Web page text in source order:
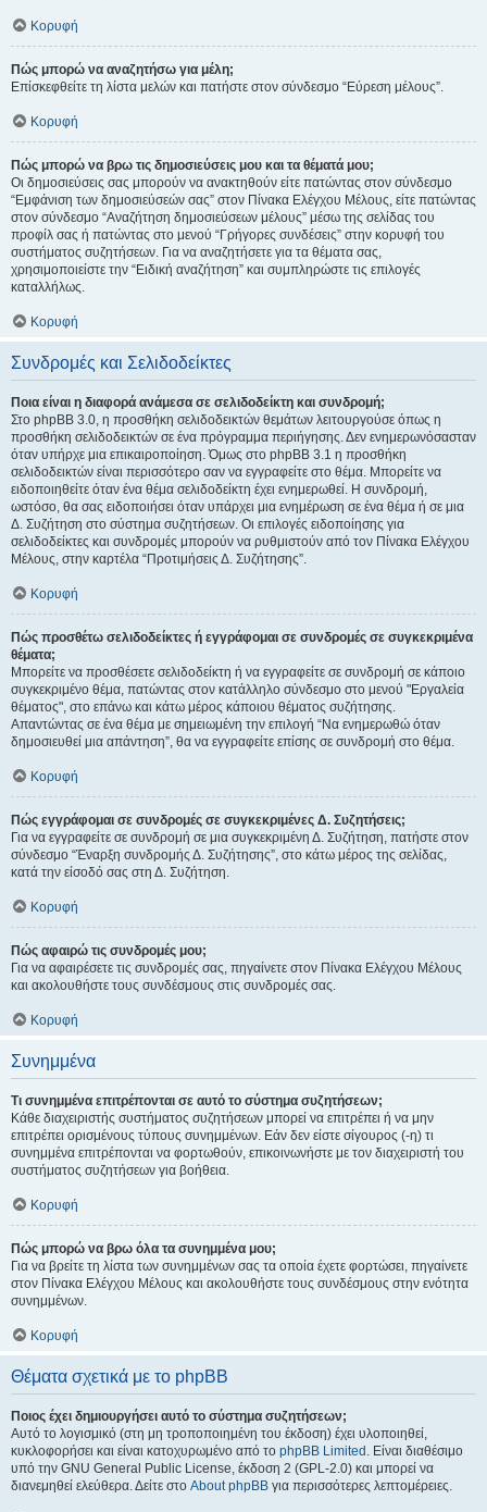
Κορυφή
Πώς μπορώ να αναζητήσω για μέλη;
Επίσκεφθείτε τη λίστα μελών και πατήστε στον σύνδεσμο “Εύρεση μέλους”.
Κορυφή
Πώς μπορώ να βρω τις δημοσιεύσεις μου και τα θέματά μου;
Οι δημοσιεύσεις σας μπορούν να ανακτηθούν είτε πατώντας στον σύνδεσμο
“Εμφάνιση των δημοσιεύσεών σας” στον Πίνακα Ελέγχου Μέλους, είτε πατώντας
στον σύνδεσμο “Αναζήτηση δημοσιεύσεων μέλους” μέσω της σελίδας του
προφίλ σας ή πατώντας στο μενού “Γρήγορες συνδέσεις” στην κορυφή του
συστήματος συζητήσεων. Για να αναζητήσετε για τα θέματα σας,
χρησιμοποιείστε την “Ειδική αναζήτηση” και συμπληρώστε τις επιλογές
καταλλήλως.
Κορυφή
Συνδρομές και Σελιδοδείκτες
Ποια είναι η διαφορά ανάμεσα σε σελιδοδείκτη και συνδρομή;
Στο phpBB 3.0, η προσθήκη σελιδοδεικτών θεμάτων λειτουργούσε όπως η
προσθήκη σελιδοδεικτών σε ένα πρόγραμμα περιήγησης. Δεν ενημερωνόσασταν
όταν υπήρχε μια επικαιροποίηση. Όμως στο phpBB 3.1 η προσθήκη
σελιδοδεικτών είναι περισσότερο σαν να εγγραφείτε στο θέμα. Μπορείτε να
ειδοποιηθείτε όταν ένα θέμα σελιδοδείκτη έχει ενημερωθεί. Η συνδρομή,
ωστόσο, θα σας ειδοποιήσει όταν υπάρχει μια ενημέρωση σε ένα θέμα ή σε μια
Δ. Συζήτηση στο σύστημα συζητήσεων. Οι επιλογές ειδοποίησης για
σελιδοδείκτες και συνδρομές μπορούν να ρυθμιστούν από τον Πίνακα Ελέγχου
Μέλους, στην καρτέλα “Προτιμήσεις Δ. Συζήτησης”.
Κορυφή
Πώς προσθέτω σελιδοδείκτες ή εγγράφομαι σε συνδρομές σε συγκεκριμένα
θέματα;
Μπορείτε να προσθέσετε σελιδοδείκτη ή να εγγραφείτε σε συνδρομή σε κάποιο
συγκεκριμένο θέμα, πατώντας στον κατάλληλο σύνδεσμο στο μενού "Εργαλεία
θέματος", στο επάνω και κάτω μέρος κάποιου θέματος συζήτησης.
Απαντώντας σε ένα θέμα με σημειωμένη την επιλογή “Να ενημερωθώ όταν
δημοσιευθεί μια απάντηση”, θα να εγγραφείτε επίσης σε συνδρομή στο θέμα.
Κορυφή
Πώς εγγράφομαι σε συνδρομές σε συγκεκριμένες Δ. Συζητήσεις;
Για να εγγραφείτε σε συνδρομή σε μια συγκεκριμένη Δ. Συζήτηση, πατήστε στον
σύνδεσμο “Έναρξη συνδρομής Δ. Συζήτησης”, στο κάτω μέρος της σελίδας,
κατά την είσοδό σας στη Δ. Συζήτηση.
Κορυφή
Πώς αφαιρώ τις συνδρομές μου;
Για να αφαιρέσετε τις συνδρομές σας, πηγαίνετε στον Πίνακα Ελέγχου Μέλους
και ακολουθήστε τους συνδέσμους στις συνδρομές σας.
Κορυφή
Συνημμένα
Τι συνημμένα επιτρέπονται σε αυτό το σύστημα συζητήσεων;
Κάθε διαχειριστής συστήματος συζητήσεων μπορεί να επιτρέπει ή να μην
επιτρέπει ορισμένους τύπους συνημμένων. Εάν δεν είστε σίγουρος (-η) τι
συνημμένα επιτρέπονται να φορτωθούν, επικοινωνήστε με τον διαχειριστή του
συστήματος συζητήσεων για βοήθεια.
Κορυφή
Πώς μπορώ να βρω όλα τα συνημμένα μου;
Για να βρείτε τη λίστα των συνημμένων σας τα οποία έχετε φορτώσει, πηγαίνετε
στον Πίνακα Ελέγχου Μέλους και ακολουθήστε τους συνδέσμους στην ενότητα
συνημμένων.
Κορυφή
Θέματα σχετικά με το phpBB
Ποιος έχει δημιουργήσει αυτό το σύστημα συζητήσεων;
Αυτό το λογισμικό (στη μη τροποποιημένη του έκδοση) έχει υλοποιηθεί,
κυκλοφορήσει και είναι κατοχυρωμένο από το phpBB Limited . Είναι διαθέσιμο
υπό την GNU General Public License, έκδοση 2 (GPL-2.0) και μπορεί να
διανεμηθεί ελεύθερα. Δείτε στο About phpBB για περισσότερες λεπτομέρειες.